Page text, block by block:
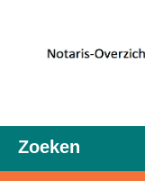
Zoeken